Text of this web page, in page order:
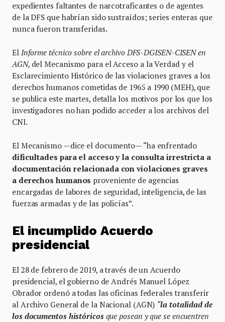
expedientes faltantes de narcotraficantes o de agentes
de la DFS que habrían sido sustraídos; series enteras que
nunca fueron transferidas.
ElInforme técnico sobre el archivo DFS-DGISEN-CISEN en
AGN, del Mecanismo para el Acceso a la Verdad y el
Esclarecimiento Histórico de las violaciones graves a los
derechos humanos cometidas de 1965 a 1990 (MEH), que
se publica este martes, detalla los motivos por los que los
investigadores no han podido acceder a los archivos del
CNI.
El Mecanismo —dice el documento— “ha enfrentado
dificultades para el acceso y la consulta irrestricta a
documentación relacionada con violaciones graves
a derechos humanos proveniente de agencias
encargadas de labores de seguridad, inteligencia, de las
fuerzas armadas y de las policías”.
El incumplido Acuerdo
presidencial
El 28 de febrero de 2019, a través de un Acuerdo
presidencial, el gobierno de Andrés Manuel López
Obrador ordenó a todas las oficinas federales transferir
al Archivo General de la Nacional (AGN) “la totalidad de
los documentos históricos que posean y que se encuentren